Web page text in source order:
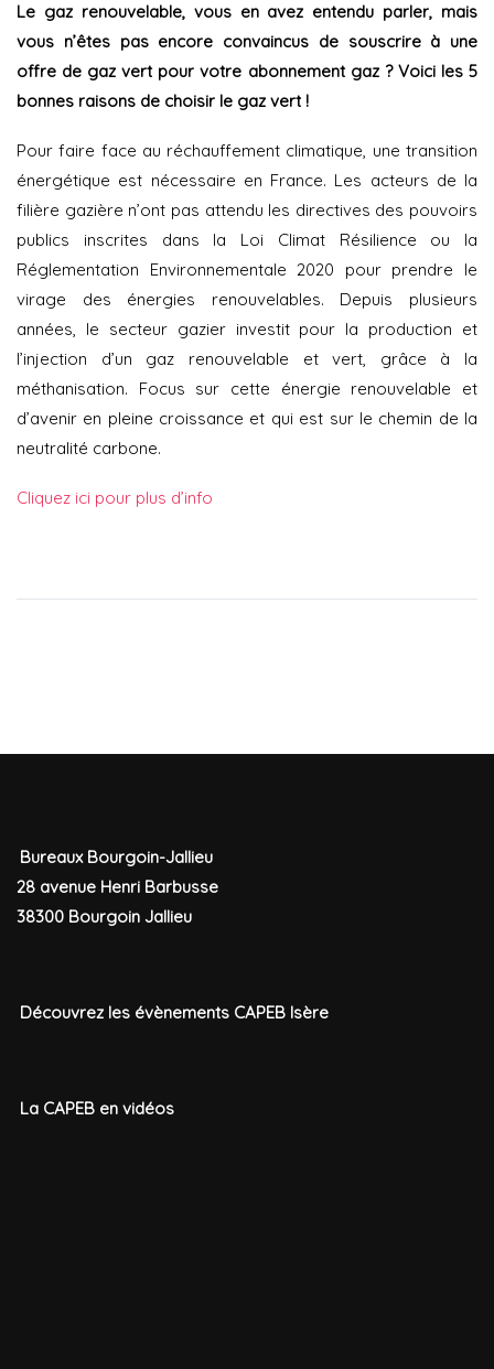
Le gaz renouvelable, vous en avez entendu parler, mais
vous n’êtes pas encore convaincus de souscrire à une
offre de gaz vert pour votre abonnement gaz ? Voici les 5
bonnes raisons de choisir le gaz vert !
Pour faire face au réchauffement climatique, une transition
énergétique est nécessaire en France. Les acteurs de la
filière gazière n’ont pas attendu les directives des pouvoirs
publics inscrites dans la Loi Climat Résilience ou la
Réglementation Environnementale 2020 pour prendre le
virage des énergies renouvelables. Depuis plusieurs
années, le secteur gazier investit pour la production et
l’injection d’un gaz renouvelable et vert, grâce à la
méthanisation. Focus sur cette énergie renouvelable et
d’avenir en pleine croissance et qui est sur le chemin de la
neutralité carbone.
Cliquez ici pour plus d’info
Bureaux Bourgoin-Jallieu
28 avenue Henri Barbusse
38300 Bourgoin Jallieu
Découvrez les évènements CAPEB Isère
La CAPEB en vidéos